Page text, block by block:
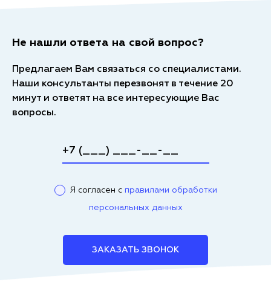
Не нашли ответа на свой вопрос?
Предлагаем Вам связаться со специалистами.
Наши консультанты перезвонят в течение 20
минут и ответят на все интересующие Вас
вопросы.
Я согласен с правилами обработки
персональных данных
ЗАКАЗАТЬ ЗВОНОК